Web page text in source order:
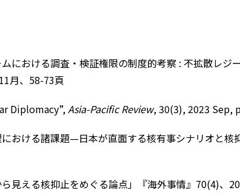
ムにおける調査・検証権限の制度的考察 : 不拡散レ
月、58-73頁
Diplomacy”,Asia-Pacific Review, 30(3), 2023 Sep,
における諸課題—日本が直面する核有事シナリオと核
ら見える核抑止をめぐる論点」『海外事情』70(4)、